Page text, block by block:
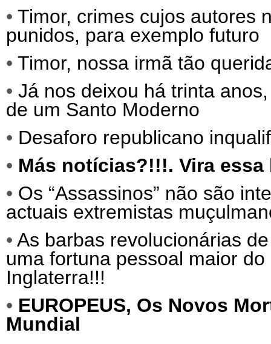
• Timor, crimes cujos autores
punidos, para exemplo futuro
• Timor, nossa irmã tão
• Já nos deixou há trinta
de um Santo Moderno
• Desaforo republicano
• Más notícias?!!!. Vira
• Os “Assassinos” não são
actuais extremistas
• As barbas revolucionárias
uma fortuna pessoal maior
Inglaterra!!!
• EUROPEUS, Os Novos
Mundial